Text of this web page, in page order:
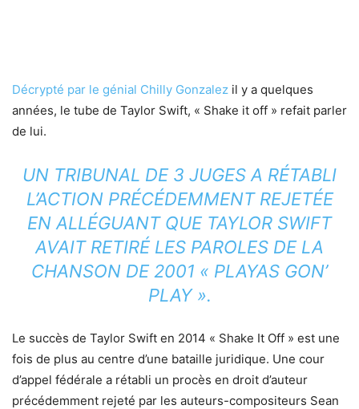
Décrypté par le génial Chilly Gonzalez il y a quelques
années, le tube de Taylor Swift, « Shake it off » refait parler
de lui.
UN TRIBUNAL DE 3 JUGES A RÉTABLI
L’ACTION PRÉCÉDEMMENT REJETÉE
EN ALLÉGUANT QUE TAYLOR SWIFT
AVAIT RETIRÉ LES PAROLES DE LA
CHANSON DE 2001 « PLAYAS GON’
PLAY ».
Le succès de Taylor Swift en 2014 « Shake It Off » est une
fois de plus au centre d’une bataille juridique. Une cour
d’appel fédérale a rétabli un procès en droit d’auteur
précédemment rejeté par les auteurs-compositeurs Sean